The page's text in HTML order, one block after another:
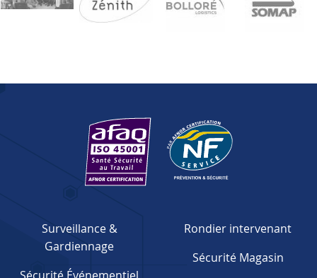
Surveillance &
Gardiennage
Rondier intervenant
Sécurité Magasin